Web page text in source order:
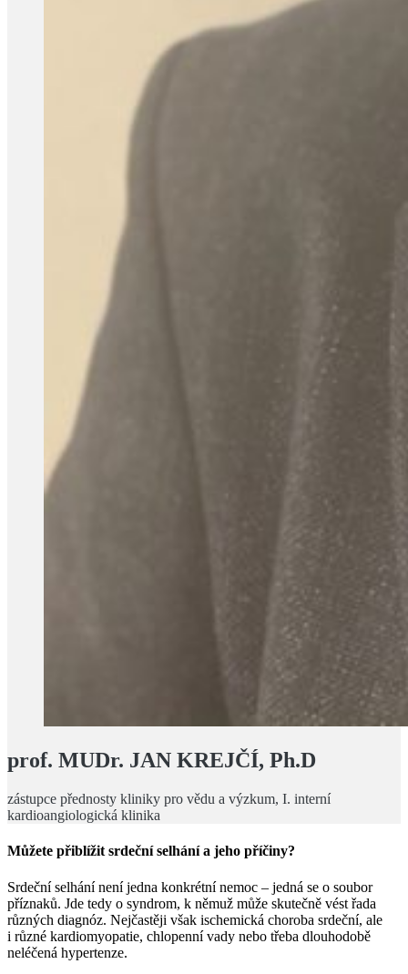
prof. MUDr. JAN KREJČÍ, Ph.D
zástupce přednosty kliniky pro vědu a výzkum, I. interní
kardioangiologická klinika
Můžete přiblížit srdeční selhání a jeho příčiny?
Srdeční selhání není jedna konkrétní nemoc – jedná se o soubor
příznaků. Jde tedy o syndrom, k němuž může skutečně vést řada
různých diagnóz. Nejčastěji však ischemická choroba srdeční, ale
i různé kardiomyopatie, chlopenní vady nebo třeba dlouhodobě
neléčená hypertenze.